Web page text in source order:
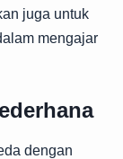
juga untuk
mengajar
dengan